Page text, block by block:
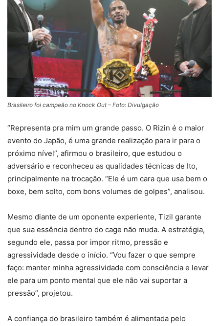
Brasileiro foi campeão no Knock Out – Foto: Divulgação
“Representa pra mim um grande passo. O Rizin é o maior
evento do Japão, é uma grande realização para ir para o
próximo nível”, afirmou o brasileiro, que estudou o
adversário e reconheceu as qualidades técnicas de Ito,
principalmente na trocação. “Ele é um cara que usa bem o
boxe, bem solto, com bons volumes de golpes”, analisou.
Mesmo diante de um oponente experiente, Tizil garante
que sua essência dentro do cage não muda. A estratégia,
segundo ele, passa por impor ritmo, pressão e
agressividade desde o início. “Vou fazer o que sempre
faço: manter minha agressividade com consciência e levar
ele para um ponto mental que ele não vai suportar a
pressão”, projetou.
A confiança do brasileiro também é alimentada pelo